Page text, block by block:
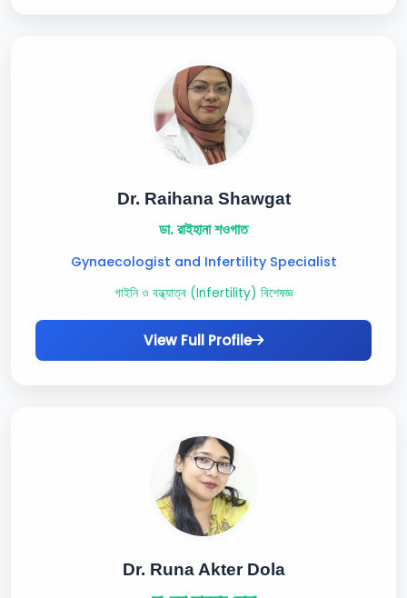
Dr. Raihana Shawgat
ডা. রাইহানা শওগাত
Gynaecologist and Infertility Specialist
গাইনি ও বন্ধ্যাত্ব (Infertility) বিশেষজ্ঞ
View Full Profile
Dr. Runa Akter Dola